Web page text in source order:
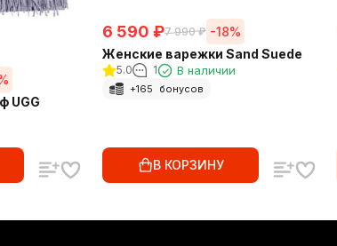
UGG
6 590 ₽7 990 ₽ -18%
Женские варежки Sand Suede
5.0 1 В наличии
+165 бонусов
В КОРЗИНУ